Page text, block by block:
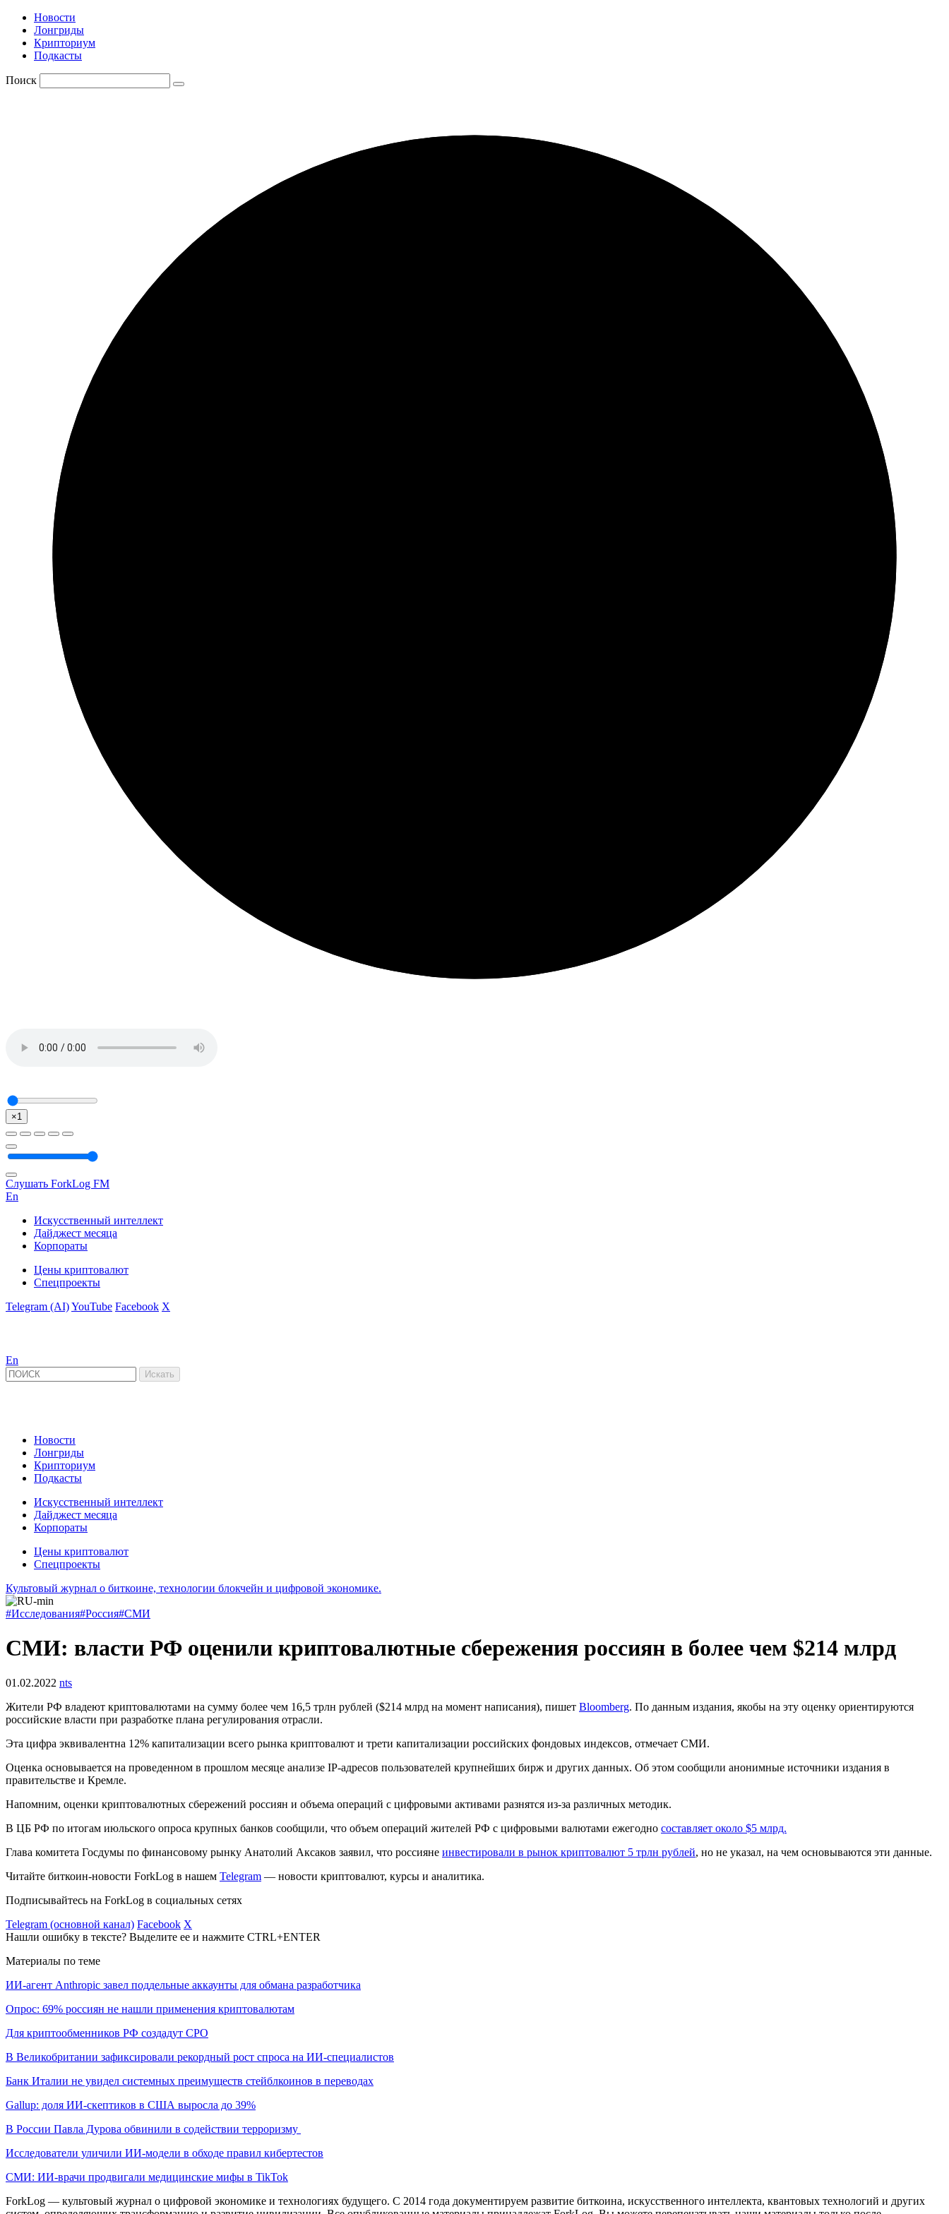
Новости
Лонгриды
Крипториум
Подкасты
Поиск
×1
Слушать ForkLog FM
En
Искусственный интеллект
Дайджест месяца
Корпораты
Цены криптовалют
Спецпроекты
Telegram (AI)YouTube Facebook X
En
Новости
Лонгриды
Крипториум
Подкасты
Искусственный интеллект
Дайджест месяца
Корпораты
Цены криптовалют
Спецпроекты
Культовый журнал о биткоине, технологии блокчейн и цифровой экономике.
#Исследования#Россия#СМИ
СМИ: власти РФ оценили криптовалютные сбережения россиян в более чем $214 млрд
01.02.2022 nts
Жители РФ владеют криптовалютами на сумму более чем 16,5 трлн рублей ($214 млрд на момент написания), пишет Bloomberg. По данным издания, якобы на эту оценку ориентируются
российские власти при разработке плана регулирования отрасли.
Эта цифра эквивалентна 12% капитализации всего рынка криптовалют и трети капитализации российских фондовых индексов, отмечает СМИ.
Оценка основывается на проведенном в прошлом месяце анализе IP-адресов пользователей крупнейших бирж и других данных. Об этом сообщили анонимные источники издания в
правительстве и Кремле.
Напомним, оценки криптовалютных сбережений россиян и объема операций с цифровыми активами разнятся из-за различных методик.
В ЦБ РФ по итогам июльского опроса крупных банков сообщили, что объем операций жителей РФ с цифровыми валютами ежегодно составляет около $5 млрд.
Глава комитета Госдумы по финансовому рынку Анатолий Аксаков заявил, что россияне инвестировали в рынок криптовалют 5 трлн рублей, но не указал, на чем основываются эти данные.
Читайте биткоин-новости ForkLog в нашем Telegram — новости криптовалют, курсы и аналитика.
Подписывайтесь на ForkLog в социальных сетях
Telegram (основной канал) Facebook X
Нашли ошибку в тексте? Выделите ее и нажмите CTRL+ENTER
Материалы по теме
ИИ-агент Anthropic завел поддельные аккаунты для обмана разработчика
Опрос: 69% россиян не нашли применения криптовалютам
Для криптообменников РФ создадут СРО
В Великобритании зафиксировали рекордный рост спроса на ИИ-специалистов
Банк Италии не увидел системных преимуществ стейблкоинов в переводах
Gallup: доля ИИ-скептиков в США выросла до 39%
В России Павла Дурова обвинили в содействии терроризму
Исследователи уличили ИИ-модели в обходе правил кибертестов
СМИ: ИИ-врачи продвигали медицинские мифы в TikTok
ForkLog — культовый журнал о цифровой экономике и технологиях будущего. С 2014 года документируем развитие биткоина, искусственного интеллекта, квантовых технологий и других